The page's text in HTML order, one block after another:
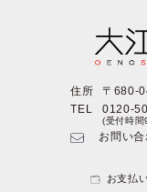
住所
〒680-
TEL
0120-
(受付時
お問い
お支払